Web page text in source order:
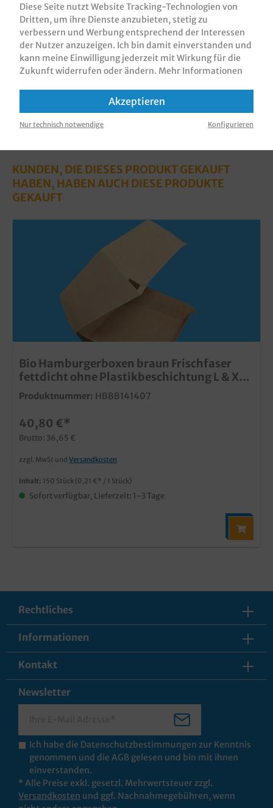
braun Re…Mehr
Bewertungen
Informationen zur Produktsicherheit
KUNDEN, DIE DIESES PRODUKT GEKAUFT
HABEN, HABEN AUCH DIESE PRODUKTE
GEKAUFT
Bio Hamburgerboxen braun Frischfaser
fettdicht ohne Plastikbeschichtung L & XL
zur Auswahl
Produktnummer: HBBB141407
40,80 €*
Brutto: 36,65 €
zzgl. MwSt und Versandkosten
Inhalt: 150 Stück (0,21 €* / 1 Stück)
Sofort verfügbar, Lieferzeit: 1-3 Tage
Rechtliches
Informationen
Kontakt
Newsletter
Ich habe die Datenschutzbestimmungen zur Kenntnis
genommen und die AGB gelesen und bin mit ihnen
einverstanden.
* Alle Preise exkl. gesetzl. Mehrwertsteuer zzgl.
Versandkosten und ggf. Nachnahmegebühren, wenn
Diese Seite nutzt Website Tracking-Technologien von
Dritten, um ihre Dienste anzubieten, stetig zu
verbessern und Werbung entsprechend der Interessen
der Nutzer anzuzeigen. Ich bin damit einverstanden und
kann meine Einwilligung jederzeit mit Wirkung für die
Zukunft widerrufen oder ändern. Mehr Informationen
Akzeptieren
Nur technisch notwendige Konfigurieren